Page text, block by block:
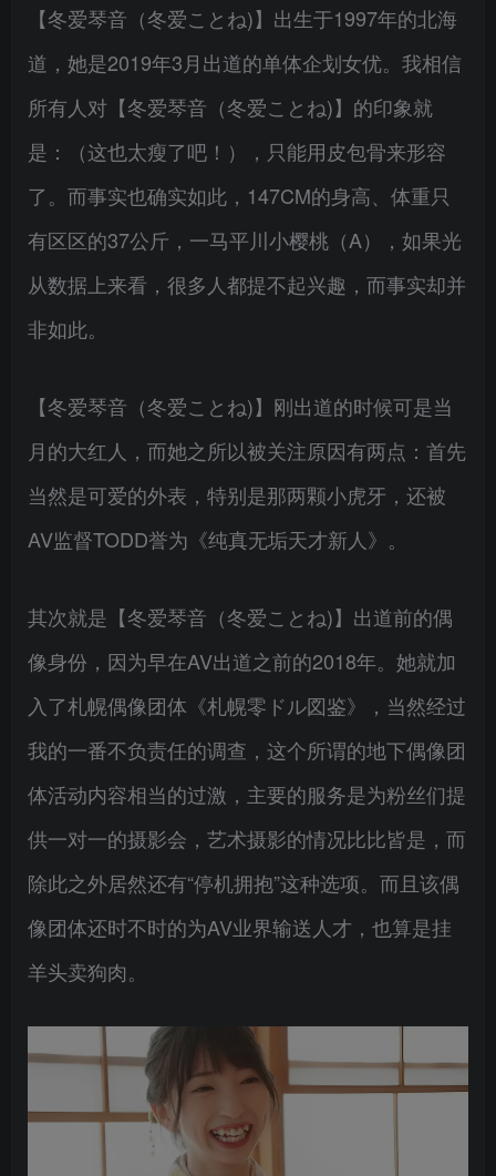
【冬爱琴音（冬爱ことね)】出生于1997年的北海
道，她是2019年3月出道的单体企划女优。我相信
所有人对【冬爱琴音（冬爱ことね)】的印象就
是：（这也太瘦了吧！），只能用皮包骨来形容
了。而事实也确实如此，147CM的身高、体重只
有区区的37公斤，一马平川小樱桃（A），如果光
从数据上来看，很多人都提不起兴趣，而事实却并
非如此。
【冬爱琴音（冬爱ことね)】刚出道的时候可是当
月的大红人，而她之所以被关注原因有两点：首先
当然是可爱的外表，特别是那两颗小虎牙，还被
AV监督TODD誉为《纯真无垢天才新人》。
其次就是【冬爱琴音（冬爱ことね)】出道前的偶
像身份，因为早在AV出道之前的2018年。她就加
入了札幌偶像团体《札幌零ドル図鉴》，当然经过
我的一番不负责任的调查，这个所谓的地下偶像团
体活动内容相当的过激，主要的服务是为粉丝们提
供一对一的摄影会，艺术摄影的情况比比皆是，而
除此之外居然还有“停机拥抱”这种选项。而且该偶
像团体还时不时的为AV业界输送人才，也算是挂
羊头卖狗肉。